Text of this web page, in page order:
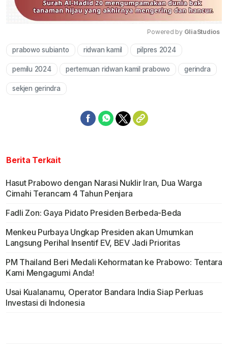
Powered by GliaStudios
prabowo subianto ridwan kamil pilpres 2024
pemilu 2024 pertemuan ridwan kamil prabowo gerindra
sekjen gerindra
Berita Terkait
Hasut Prabowo dengan Narasi Nuklir Iran, Dua Warga
Cimahi Terancam 4 Tahun Penjara
Fadli Zon: Gaya Pidato Presiden Berbeda-Beda
Menkeu Purbaya Ungkap Presiden akan Umumkan
Langsung Perihal Insentif EV, BEV Jadi Prioritas
PM Thailand Beri Medali Kehormatan ke Prabowo: Tentara
Kami Mengagumi Anda!
Usai Kualanamu, Operator Bandara India Siap Perluas
Investasi di Indonesia